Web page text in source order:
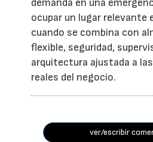
demanda en una
ocupar un lugar relevante
cuando se combina con
flexible, seguridad,
arquitectura ajustada a
reales del negocio.
ver/escribir